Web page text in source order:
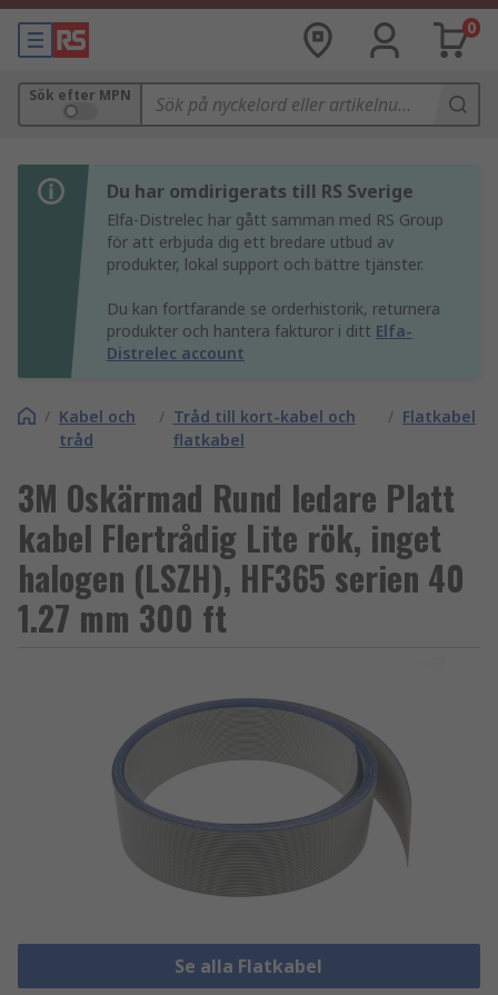
0
Sök efter MPN
Du har omdirigerats till RS Sverige
Elfa-Distrelec har gått samman med RS Group
för att erbjuda dig ett bredare utbud av
produkter, lokal support och bättre tjänster.
Du kan fortfarande se orderhistorik, returnera
produkter och hantera fakturor i ditt Elfa-
Distrelec account
/ Kabel och
tråd
/ Tråd till kort-kabel och
flatkabel
/ Flatkabel
3M Oskärmad Rund ledare Platt
kabel Flertrådig Lite rök, inget
halogen (LSZH), HF365 serien 40
1.27 mm 300 ft
Se alla Flatkabel